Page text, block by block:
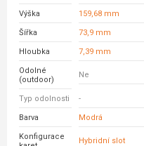
Výška 159,68 mm
Šířka 73,9 mm
Hloubka 7,39 mm
Odolné
(outdoor)
Ne
Typ odolnosti -
Barva Modrá
Konfigurace
Hybridní slot